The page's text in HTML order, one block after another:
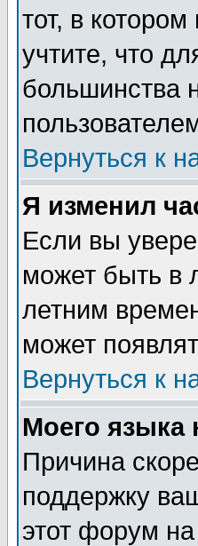
тот, в
учтите, что
большинства
Вернуться к
Я изменил
Если вы
может быть в
летним
может
Вернуться к
Моего языка
Причина
поддержку
этот форум